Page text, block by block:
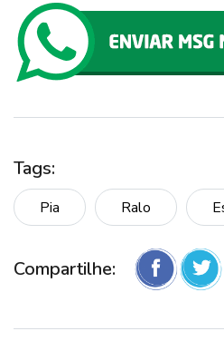
Tags:
Pia Ralo
Compartilhe: